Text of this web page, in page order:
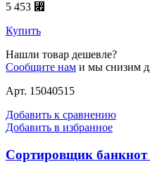
5 453 ⃏
Купить
Нашли товар дешевле?
Сообщите нам и мы снизим
Арт. 15040515
Добавить к сравнению
Добавить в избранное
Сортировщик банкнот